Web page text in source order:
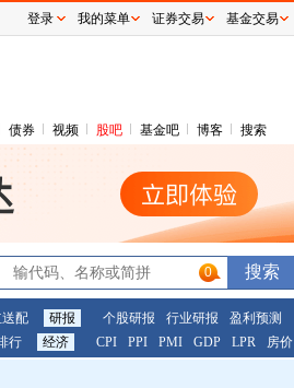
债券 视频 股吧 基金吧 博客 搜索
0
配 研报 个股研报 行业研报
盈利预测
行 经济 CPI PPI PMI GDP LPR 房价
登录 我的菜单 证券交易 基金交易